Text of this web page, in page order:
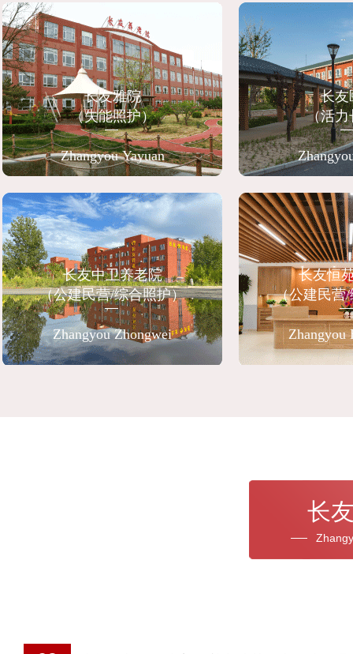
长友中卫养老院
（公建民营/综合照护）
Zhangyou Zhongwei
长友
（活力
长友雅院
（失能照护）
Zhangyou Yayuan
长友恒
（公建民营
Zhangyou
长